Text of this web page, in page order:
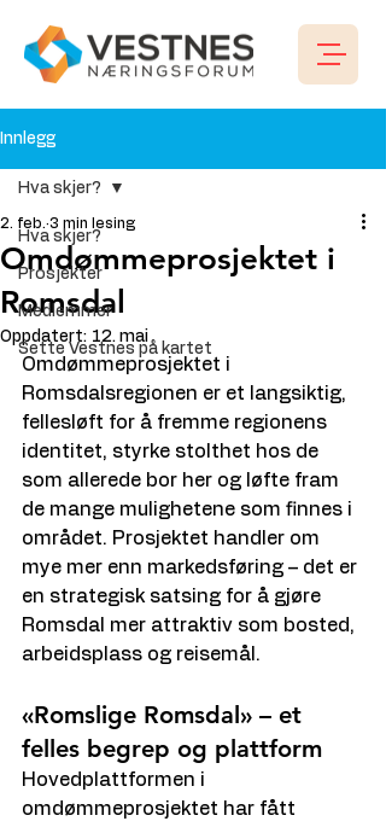
Innlegg
Hva skjer?
Prosjekter
Medlemmer
Sette Vestnes på kartet
Hva skjer?
Omdømmeprosjektet i
Romsdal
2. feb. 3 min lesing
Oppdatert: 12. mai
Omdømmeprosjektet i
Romsdalsregionen er et langsiktig,
fellesløft for å fremme regionens
identitet, styrke stolthet hos de
som allerede bor her og løfte fram
de mange mulighetene som finnes i
området. Prosjektet handler om
mye mer enn markedsføring – det er
en strategisk satsing for å gjøre
Romsdal mer attraktiv som bosted,
arbeidsplass og reisemål.
«Romslige Romsdal» – et
felles begrep og plattform
Hovedplattformen i
omdømmeprosjektet har fått